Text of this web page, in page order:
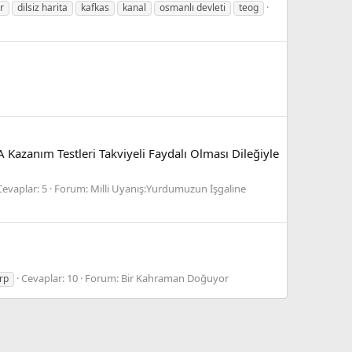
dilsiz harita kafkas kanal osmanlı devleti teog
Testleri Takviyeli Faydalı Olması Dileğiyle
5 Forum: Milli Uyanış:Yurdumuzun İşgaline
Cevaplar: 10 Forum: Bir Kahraman Doğuyor